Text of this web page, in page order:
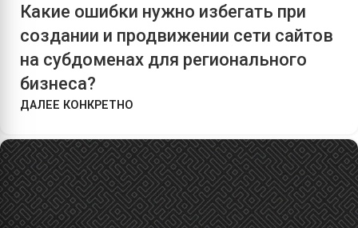
Какие ошибки нужно избегать при
создании и продвижении сети сайтов
на субдоменах для регионального
бизнеса?
ДАЛЕЕ КОНКРЕТНО